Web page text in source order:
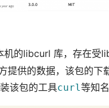
机的libcurl 库，存在受
提供的数据，该包的
该包的工具curl等知